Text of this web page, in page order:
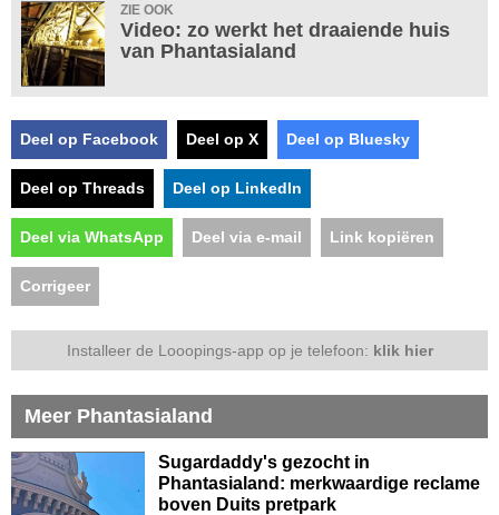
ZIE OOK
Video: zo werkt het draaiende huis
van Phantasialand
Deel op Facebook Deel op X Deel op Bluesky
Deel op Threads Deel op LinkedIn
Deel via WhatsApp Deel via e-mail Link kopiëren
Corrigeer
Installeer de Looopings-app op je telefoon: klik hier
Meer Phantasialand
Sugardaddy's gezocht in
Phantasialand: merkwaardige reclame
boven Duits pretpark